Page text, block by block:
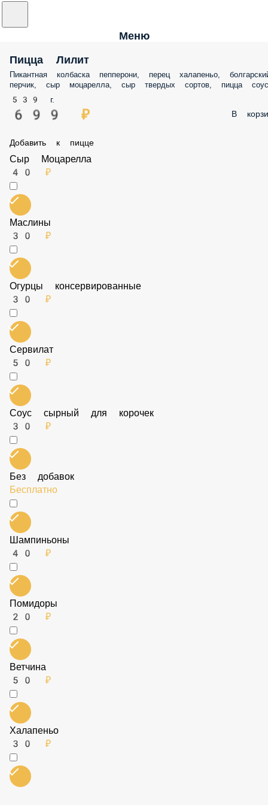
Меню
Пицца Лилит
Пикантная колбаска пепперони, перец халапеньо, болгарский
сыр моцарелла, сыр твердых сортов, пицца соус.
539 г.
699 ₽ В
Добавить к пицце
Сыр Моцарелла
40 ₽
Маслины
30 ₽
Сервилат
50 ₽
Соус сырный для корочек
30 ₽
Без добавок
Бесплатно
Шампиньоны
40 ₽
Помидоры
20 ₽
Ветчина